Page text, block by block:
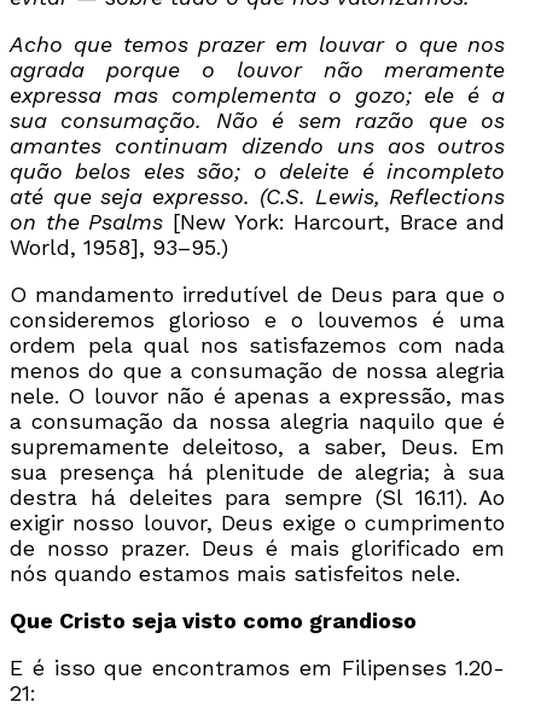
Acho que temos prazer em louvar o que nos
agrada porque o louvor não meramente
expressa mas complementa o gozo; ele é a
sua consumação. Não é sem razão que os
amantes continuam dizendo uns aos outros
quão belos eles são; o deleite é incompleto
até que seja expresso. (C.S. Lewis, Reflections
on the Psalms [New York: Harcourt, Brace and
World, 1958], 93–95.)
O mandamento irredutível de Deus para que o
consideremos glorioso e o louvemos é uma
ordem pela qual nos satisfazemos com nada
menos do que a consumação de nossa alegria
nele. O louvor não é apenas a expressão, mas
a consumação da nossa alegria naquilo que é
supremamente deleitoso, a saber, Deus. Em
sua presença há plenitude de alegria; à sua
destra há deleites para sempre (Sl 16.11). Ao
exigir nosso louvor, Deus exige o cumprimento
de nosso prazer. Deus é mais glorificado em
nós quando estamos mais satisfeitos nele.
Que Cristo seja visto como grandioso
E é isso que encontramos em Filipenses 1.20-
21: